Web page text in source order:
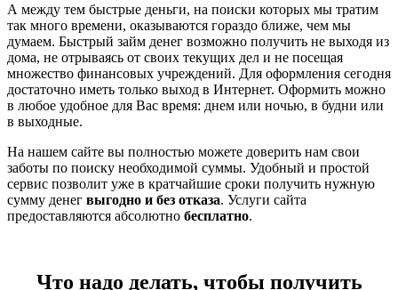
А между тем быстрые деньги, на поиски которых мы тратим
так много времени, оказываются гораздо ближе, чем мы
думаем. Быстрый займ денег возможно получить не выходя из
дома, не отрываясь от своих текущих дел и не посещая
множество финансовых учреждений. Для оформления сегодня
достаточно иметь только выход в Интернет. Оформить можно
в любое удобное для Вас время: днем или ночью, в будни или
в выходные.
На нашем сайте вы полностью можете доверить нам свои
заботы по поиску необходимой суммы. Удобный и простой
сервис позволит уже в кратчайшие сроки получить нужную
сумму денег выгодно и без отказа. Услуги сайта
предоставляются абсолютно бесплатно.
Что надо делать, чтобы получить